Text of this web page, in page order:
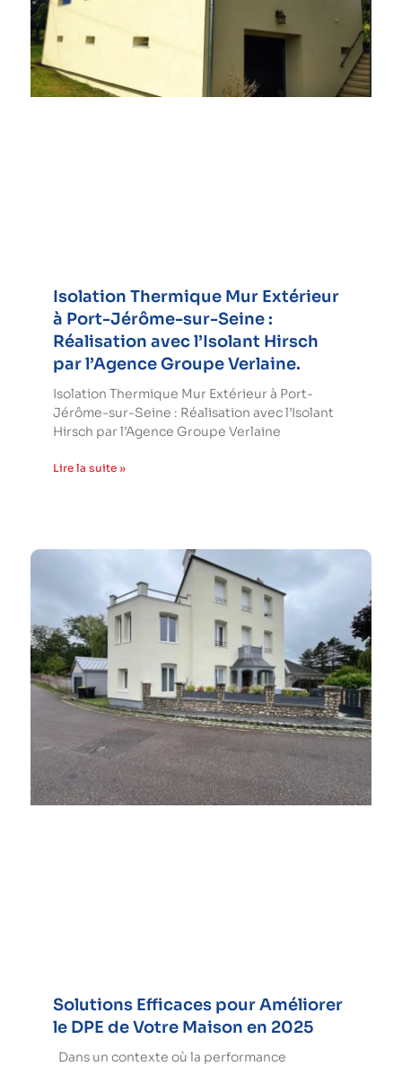
Isolation Thermique Mur Extérieur
à Port-Jérôme-sur-Seine :
Réalisation avec l’Isolant Hirsch
par l’Agence Groupe Verlaine.
Isolation Thermique Mur Extérieur à Port-
Jérôme-sur-Seine : Réalisation avec l’Isolant
Hirsch par l’Agence Groupe Verlaine
Lire la suite »
Solutions Efficaces pour Améliorer
le DPE de Votre Maison en 2025
Dans un contexte où la performance